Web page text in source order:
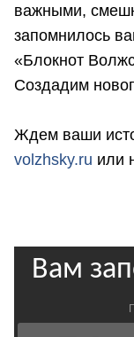
важными,
запомнилось
«Блокнот
Создадим
Ждем ваши
volzhsky.ru или